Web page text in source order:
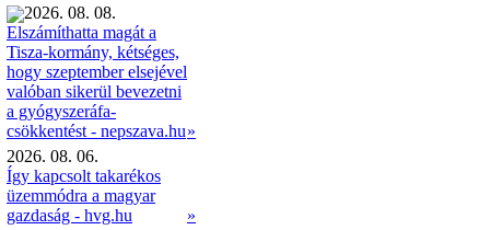
2026. 08. 08.
Elszámíthatta magát a
Tisza-kormány, kétséges,
hogy szeptember elsejével
valóban sikerül bevezetni
a gyógyszeráfa-
csökkentést - nepszava.hu»
2026. 08. 06.
Így kapcsolt takarékos
üzemmódra a magyar
gazdaság - hvg.hu
»